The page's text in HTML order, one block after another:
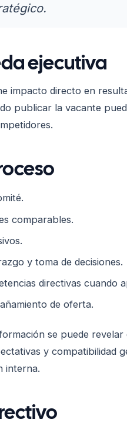
ejecutiva
impacto directo en
publicar la vacante
comparables.
y toma de decisiones.
directivas cuando
de oferta.
se puede revelar
y compatibilidad
interna.